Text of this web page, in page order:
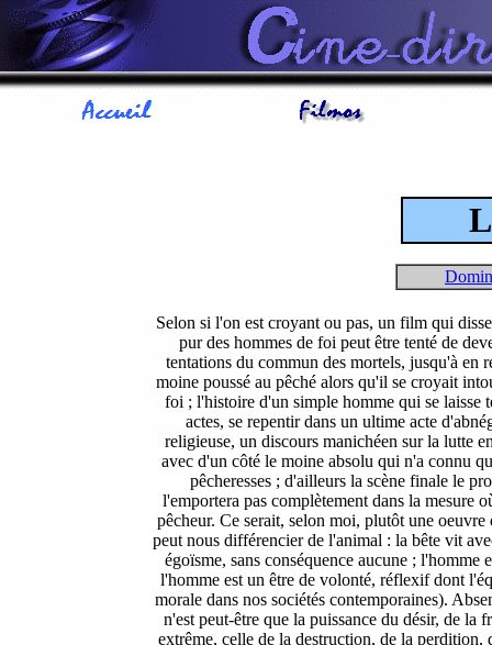
Selon si l'on est croyant ou pas, un film qui
pur des hommes de foi peut être tenté de
tentations du commun des mortels, jusqu'à en
moine poussé au pêché alors qu'il se croyait
foi ; l'histoire d'un simple homme qui se laisse
actes, se repentir dans un ultime acte
religieuse, un discours manichéen sur la lutte
avec d'un côté le moine absolu qui n'a connu
pêcheresses ; d'ailleurs la scène finale le
l'emportera pas complètement dans la mesure
pêcheur. Ce serait, selon moi, plutôt une
peut nous différencier de l'animal : la bête vit
égoïsme, sans conséquence aucune ; l'homme
l'homme est un être de volonté, réflexif dont
morale dans nos sociétés contemporaines).
n'est peut-être que la puissance du désir, de la
extrême, celle de la destruction, de la